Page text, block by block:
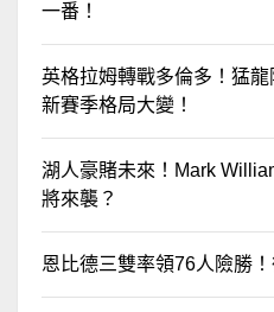
一番！
英格拉姆轉戰多倫多！猛龍
新賽季格局大變！
湖人豪賭未來！Mark
將來襲？
恩比德三雙率領76人險勝